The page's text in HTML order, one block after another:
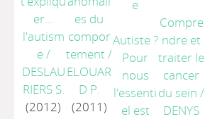
er...
l'autism
e/
DESLAU
RIERS S.
(2012)
es du
compor
tement/
ELOUAR
D P.
(2011)
Autiste ?
Pour
nous
l'essenti
el est
Compre
ndre et
traiter le
cancer
du sein /
DENYS